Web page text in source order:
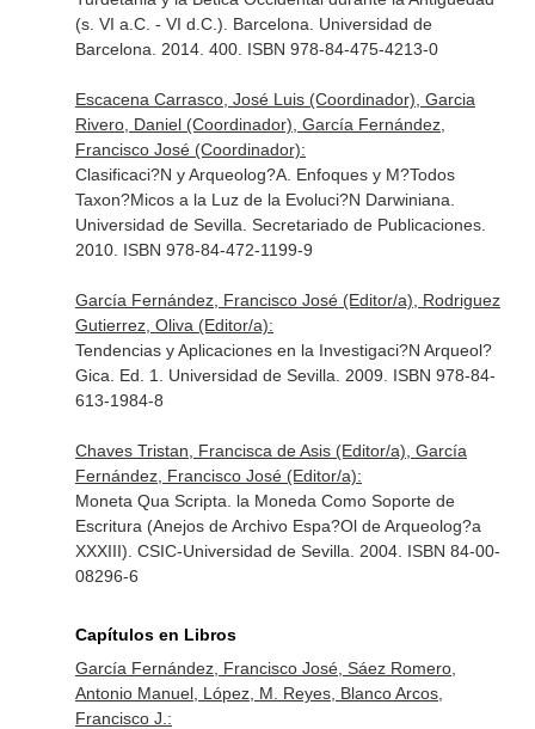
(s. VI a.C. - VI d.C.). Barcelona. Universidad de
Barcelona. 2014. 400. ISBN 978-84-475-4213-0
Escacena Carrasco, José Luis (Coordinador), Garcia
Rivero, Daniel (Coordinador), García Fernández,
Francisco José (Coordinador):
Clasificaci?N y Arqueolog?A. Enfoques y M?Todos
Taxon?Micos a la Luz de la Evoluci?N Darwiniana.
Universidad de Sevilla. Secretariado de Publicaciones.
2010. ISBN 978-84-472-1199-9
García Fernández, Francisco José (Editor/a), Rodriguez
Gutierrez, Oliva (Editor/a):
Tendencias y Aplicaciones en la Investigaci?N Arqueol?
Gica. Ed. 1. Universidad de Sevilla. 2009. ISBN 978-84-
613-1984-8
Chaves Tristan, Francisca de Asis (Editor/a), García
Fernández, Francisco José (Editor/a):
Moneta Qua Scripta. la Moneda Como Soporte de
Escritura (Anejos de Archivo Espa?Ol de Arqueolog?a
XXXIII). CSIC-Universidad de Sevilla. 2004. ISBN 84-00-
08296-6
Capítulos en Libros
García Fernández, Francisco José, Sáez Romero,
Antonio Manuel, López, M. Reyes, Blanco Arcos,
Francisco J.: